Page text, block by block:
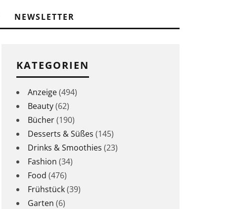
NEWSLETTER
KATEGORIEN
Anzeige(494)
Beauty(62)
Bücher(190)
Desserts & Süßes (145)
Drinks & Smoothies (23)
Fashion (34)
Food (476)
Frühstück(39)
Garten (6)